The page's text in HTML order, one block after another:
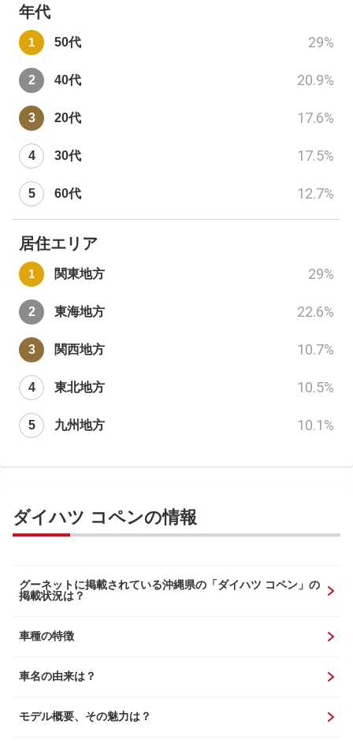
年代
50代 29%
40代 20.9%
20代 17.6%
30代 17.5%
60代 12.7%
居住エリア
関東地方 29%
東海地方 22.6%
関西地方 10.7%
東北地方 10.5%
九州地方 10.1%
ダイハツ コペンの情報
グーネットに掲載されている沖縄県の「ダイハツ コペン」の
掲載状況は？
車種の特徴
車名の由来は？
モデル概要、その魅力は？